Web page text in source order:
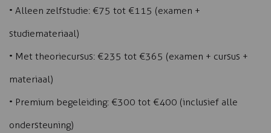
• Alleen zelfstudie: €75 tot €115 (examen +
studiemateriaal)
• Met theoriecursus: €235 tot €365 (examen + cursus +
materiaal)
• Premium begeleiding: €300 tot €400 (inclusief alle
ondersteuning)